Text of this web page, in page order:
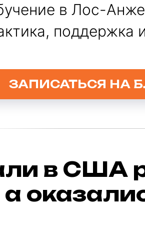
в Лос-
поддержка
ЗАПИСАТЬСЯ НА
в США
а